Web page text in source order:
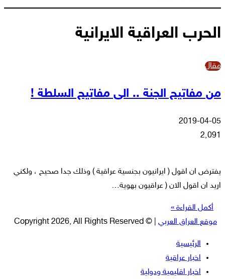
الحرب العراقية الايرانية
مقال
من مفاتيح الجنة .. الى مفاتيح السلطة !
2019-04-05
2٬091
يفترض ان اقول ( ايرانيون بجنسية عراقية ) وذلك جدا صحيح ، ولكني
اريد ان اقول الان ( عراقيون بهوية…
أكمل القراءة »
موقع العراق العربي | © Copyright 2026, All Rights Reserved
الرئيسية
اخبار عراقية
اخبار اقليمية ودولية